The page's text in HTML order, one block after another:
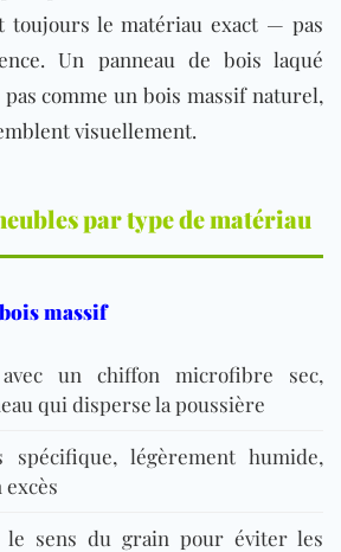
toujours le matériau exact — pas
Un panneau de bois laqué
comme un bois massif naturel,
visuellement.
par type de matériau
massif
avec un chiffon microfibre sec,
qui disperse la poussière
spécifique, légèrement humide,
excès
le sens du grain pour éviter les